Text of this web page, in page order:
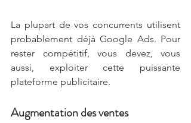
La plupart de vos concurrents utilisent
probablement déjà Google Ads. Pour
rester compétitif, vous devez, vous
aussi, exploiter cette puissante
plateforme publicitaire.
Augmentation des ventes